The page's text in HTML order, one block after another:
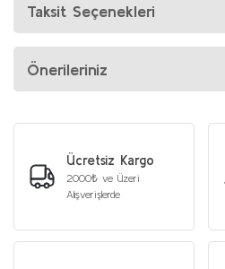
Taksit Seçenekleri
Önerileriniz
Ücretsiz Kargo
2000₺ ve Üzeri
Alışverişlerde